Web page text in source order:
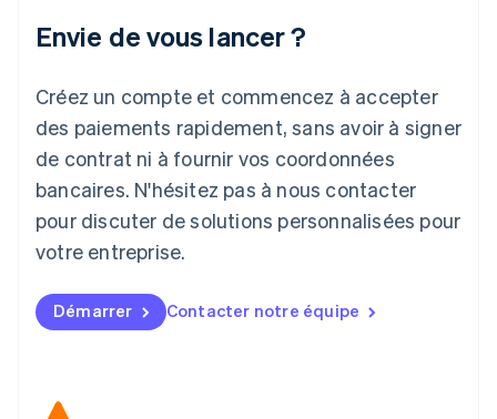
Envie de vous lancer ?
Créez un compte et commencez à accepter
des paiements rapidement, sans avoir à signer
de contrat ni à fournir vos coordonnées
bancaires. N'hésitez pas à nous contacter
pour discuter de solutions personnalisées pour
votre entreprise.
Démarrer Contacter notre équipe
Japon
Lettonie
English
Liechtenstein
DeutschEnglish
Lituanie
Luxembourg
FrançaisDeutschEnglish
English简体中文
Malte